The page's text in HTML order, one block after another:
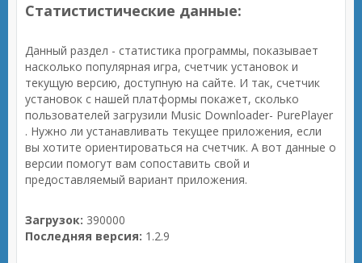
Статистистические данные:
Данный раздел - статистика программы, показывает
насколько популярная игра, счетчик установок и
текущую версию, доступную на сайте. И так, счетчик
установок с нашей платформы покажет, сколько
пользователей загрузили Music Downloader- PurePlayer
. Нужно ли устанавливать текущее приложения, если
вы хотите ориентироваться на счетчик. А вот данные о
версии помогут вам сопоставить свой и
предоставляемый вариант приложения.
Загрузок: 390000
Последняя версия: 1.2.9